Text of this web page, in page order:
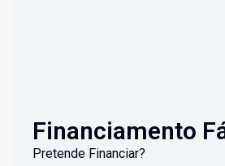
Financiamento
Pretende Financiar?